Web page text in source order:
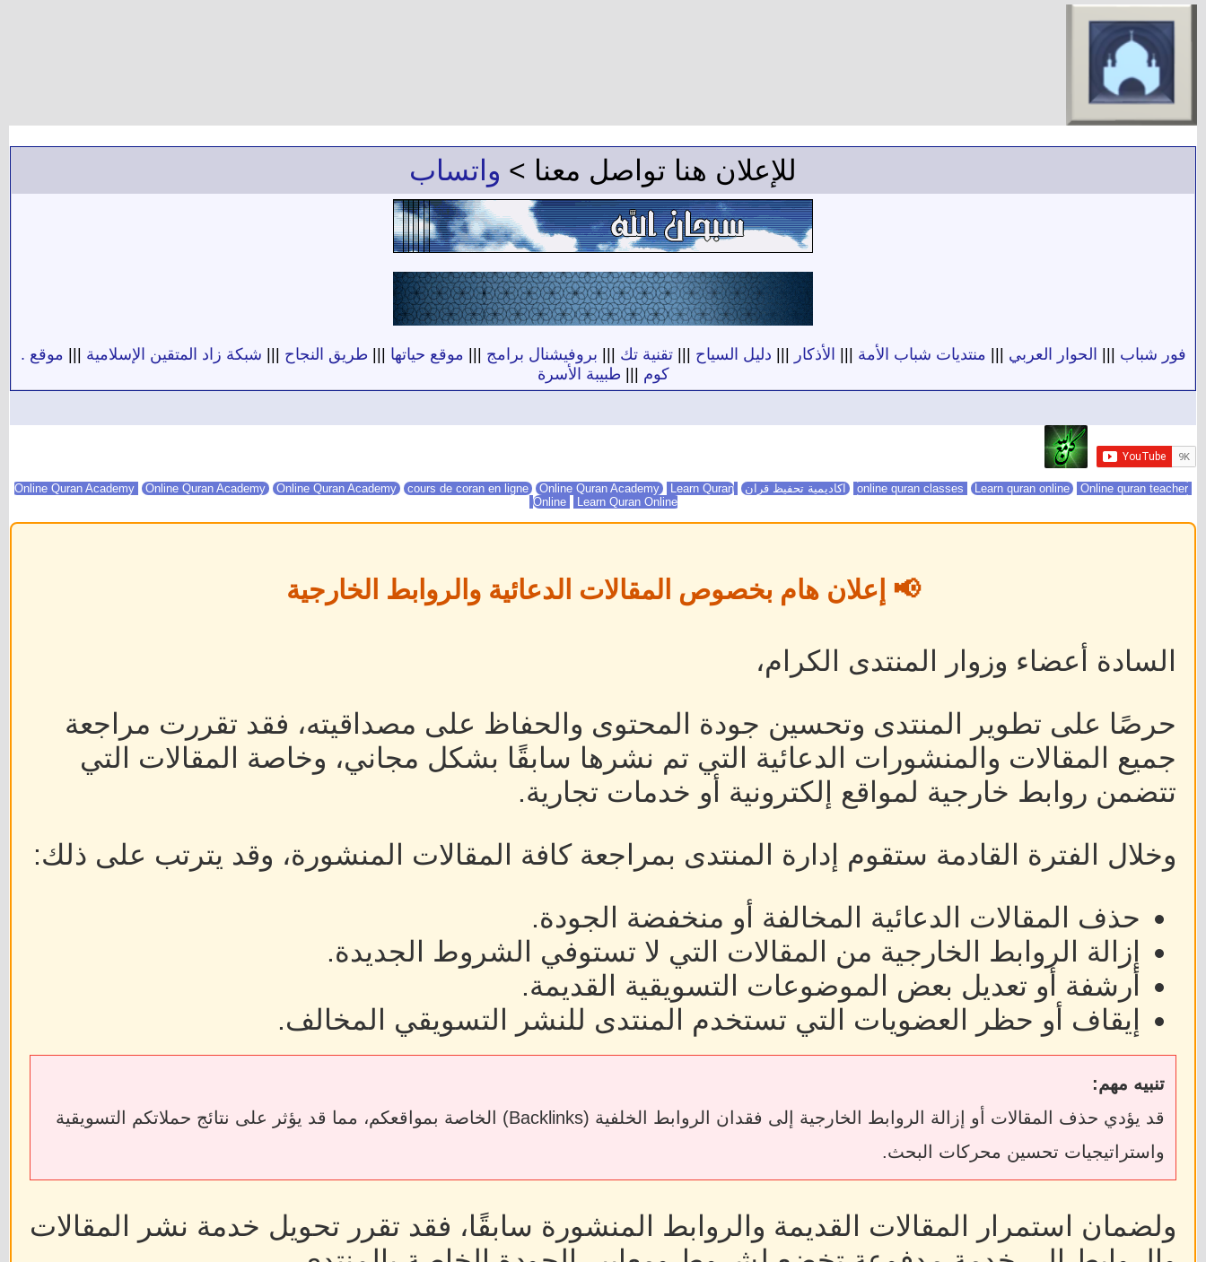
للإعلان هنا تواصل معنا > واتساب
فور شباب الحوار العربي منتديات شباب الأمة الأذكار دليل السياح |||تقنية تك بروفيشنال برامج موقع حياتها طريق النجاح شبكة زاد المتقين الإسلامية
موقع .
كوم
طبيبة الأسرة
Learn quran online Online quran teacher اكاديمية تحفيظ قران Online Quran Academy Online Quran Academy cours de coran en ligne Online Quran Academy
Learn Quran
Online
Learn Quran Online
📢 إعلان هام بخصوص المقالات الدعائية والروابط الخارجية
السادة أعضاء وزوار المنتدى الكرام،
حرصًا على تطوير المنتدى وتحسين جودة المحتوى والحفاظ على مصداقيته، فقد تقررت مراجعة
جميع المقالات والمنشورات الدعائية التي تم نشرها سابقًا بشكل مجاني، وخاصة المقالات التي
تتضمن روابط خارجية لمواقع إلكترونية أو خدمات تجارية.
وخلال الفترة القادمة ستقوم إدارة المنتدى بمراجعة كافة المقالات المنشورة، وقد يترتب على ذلك:
حذف المقالات الدعائية المخالفة أو منخفضة الجودة.
إزالة الروابط الخارجية من المقالات التي لا تستوفي الشروط الجديدة.
أرشفة أو تعديل بعض الموضوعات التسويقية القديمة.
إيقاف أو حظر العضويات التي تستخدم المنتدى للنشر التسويقي المخالف.
تنبيه مهم:
قد يؤدي حذف المقالات أو إزالة الروابط الخارجية إلى فقدان الروابط الخلفية (Backlinks) الخاصة بمواقعكم، مما قد يؤثر على نتائج حملاتكم التسويقية
واستراتيجيات تحسين محركات البحث.
ولضمان استمرار المقالات القديمة والروابط المنشورة سابقًا، فقد تقرر تحويل خدمة نشر المقالات